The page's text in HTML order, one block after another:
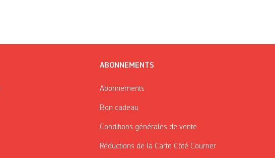
ABONNEMENTS
Abonnements
Bon cadeau
Conditions générales de vente
Réductions de la Carte Côté Courrier